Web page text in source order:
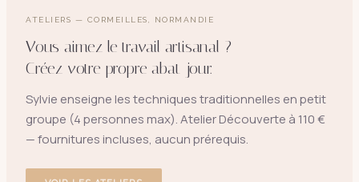
ATELIERS — CORMEILLES, NORMANDIE
Vous aimez le travail artisanal ?
Créez votre propre abat-jour.
Sylvie enseigne les techniques traditionnelles en petit
groupe (4 personnes max). Atelier Découverte à 110 €
— fournitures incluses, aucun prérequis.